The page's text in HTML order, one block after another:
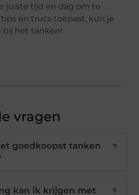
juiste tijd en dag om te
en trucs toepast, kun je
bij het tanken!
vragen
goedkoopst tanken
▼
kan ik krijgen met ▼